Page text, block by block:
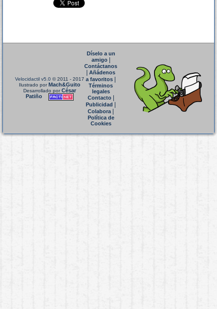
Velocidactil v5.0 © 2011 - 2017
Ilustrado porMach&Guito
Desarrollado porCésar
Patiño
Díselo a un
amigo|
Contáctanos
Añádenos
a favoritos
Términos
legales
Contacto|
Publicidad
Colabora|
Política de
Cookies